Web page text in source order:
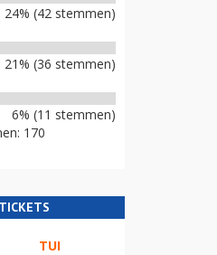
24% (42 stemmen)
21% (36 stemmen)
6% (11 stemmen)
170
TUI